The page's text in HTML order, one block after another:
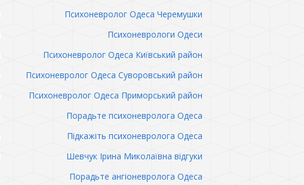
Психоневролог Одеса Черемушки
Психоневрологи Одеси
Психоневролог Одеса Київський район
Психоневролог Одеса Суворовський район
Психоневролог Одеса Приморський район
Порадьте психоневролога Одеса
Підкажіть психоневролога Одеса
Шевчук Ірина Миколаївна відгуки
Порадьте ангіоневролога Одеса